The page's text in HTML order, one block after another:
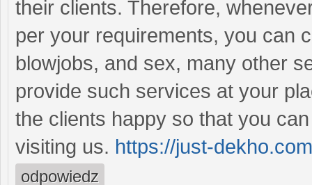
their clients. Therefore,
per your requirements, you can
blowjobs, and sex, many other
provide such services at your
the clients happy so that you
visiting us. https://just-
odpowiedz